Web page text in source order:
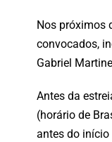
Nos próximos
convocados,
Gabriel
Antes da
(horário de
antes do início